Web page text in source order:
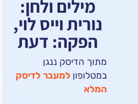
מילים ולחן:
נורית וייס לוי,
הפקה: דעת
מתוך הדיסק ננגן
במטלופוןלמעבר לדיסק